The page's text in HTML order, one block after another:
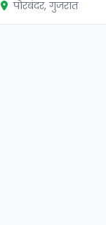
पोरबंदर, गुजरात